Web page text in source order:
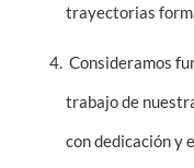
trayectorias
Consideramos
trabajo de
con dedicación y